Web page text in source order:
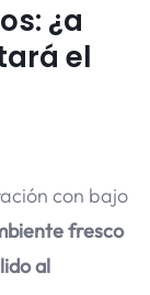
¿a
el
con bajo
fresco
al